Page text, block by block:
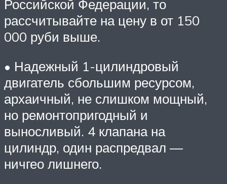
Российской Федерации, то
рассчитывайте на цену в от 150
000 руби выше.
• Надежный 1-цилиндровый
двигатель сбольшим ресурсом,
архаичный, не слишком мощный,
но ремонтопригодный и
выносливый. 4 клапана на
цилиндр, один распредвал —
ничгео лишнего.